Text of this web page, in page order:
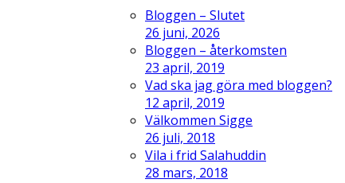
Bloggen – Slutet
26 juni, 2026
Bloggen – återkomsten
23 april, 2019
Vad ska jag göra med bloggen?
12 april, 2019
Välkommen Sigge
26 juli, 2018
Vila i frid Salahuddin
28 mars, 2018